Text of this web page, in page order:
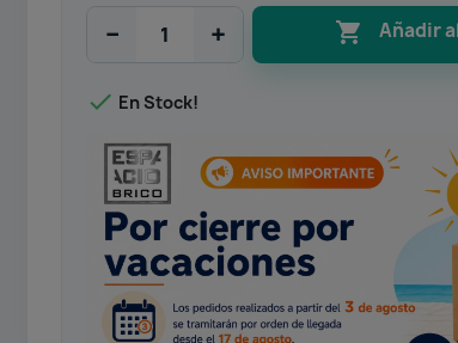
− +  Añadir
 En Stock!